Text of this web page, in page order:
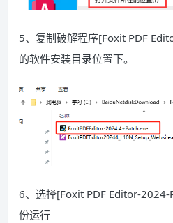
5、复制破解程序[Foxit PDF
的软件安装目录位置下。
6、选择[Foxit PDF Editor-2024-
份运行